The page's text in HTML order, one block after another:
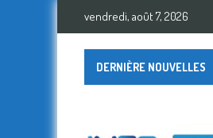
Skip
vendredi, août 7, 2026
DERNIÈRE NOUVELLES